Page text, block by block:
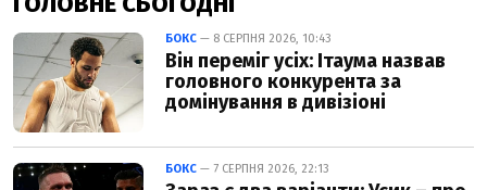
БОКС — 8 СЕРПНЯ 2026, 10:43
Він переміг усіх: Ітаума назвав
головного конкурента за
домінування в дивізіоні
БОКС — 7 СЕРПНЯ 2026, 22:13